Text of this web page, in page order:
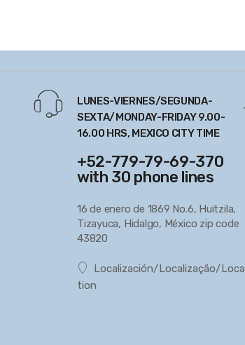
LUNES-VIERNES/SEGUNDA-
SEXTA/MONDAY-FRIDAY 9.00-
16.00 HRS, MEXICO CITY TIME
+52-779-79-69-370
with 30 phone lines
16 de enero de 1869 No.6, Huitzila,
Tizayuca, Hidalgo, México zip code
43820
Localización/Localização/Loca
tion